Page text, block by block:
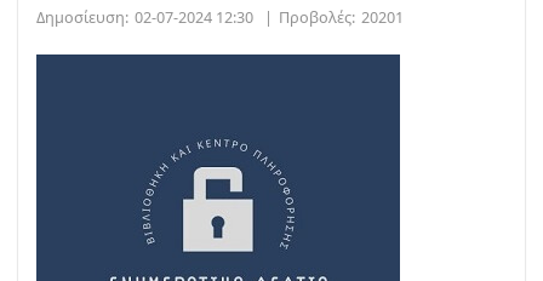
Δημοσίευση: 02-07-2024 12:30 | Προβολές: 20201